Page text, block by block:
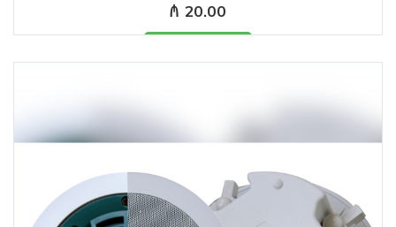
₼ 20.00
Məhsul mövcüddur